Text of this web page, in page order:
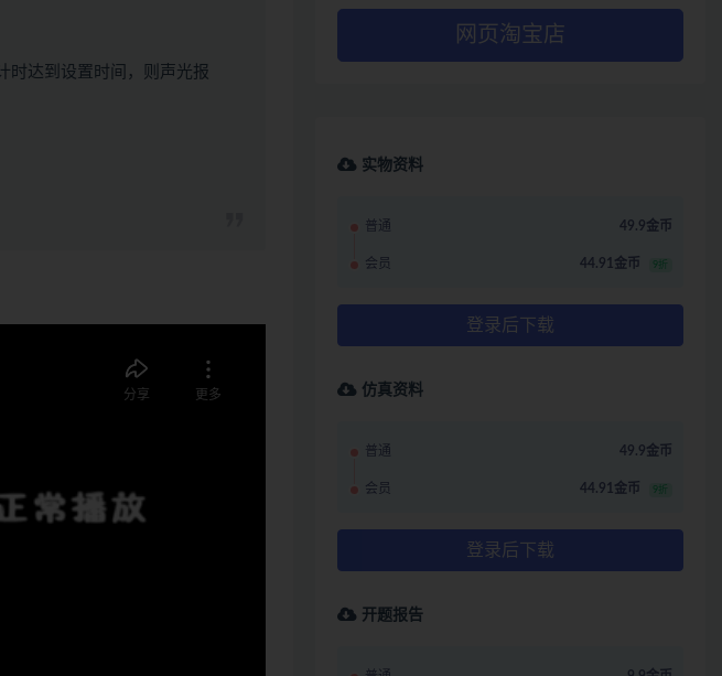
时达到设置时间，则声光报
网页淘宝店
实物资料
普通 49.9金币
会员 44.91金币 9折
登录后下载
仿真资料
普通 49.9金币
会员 44.91金币 9折
登录后下载
开题报告